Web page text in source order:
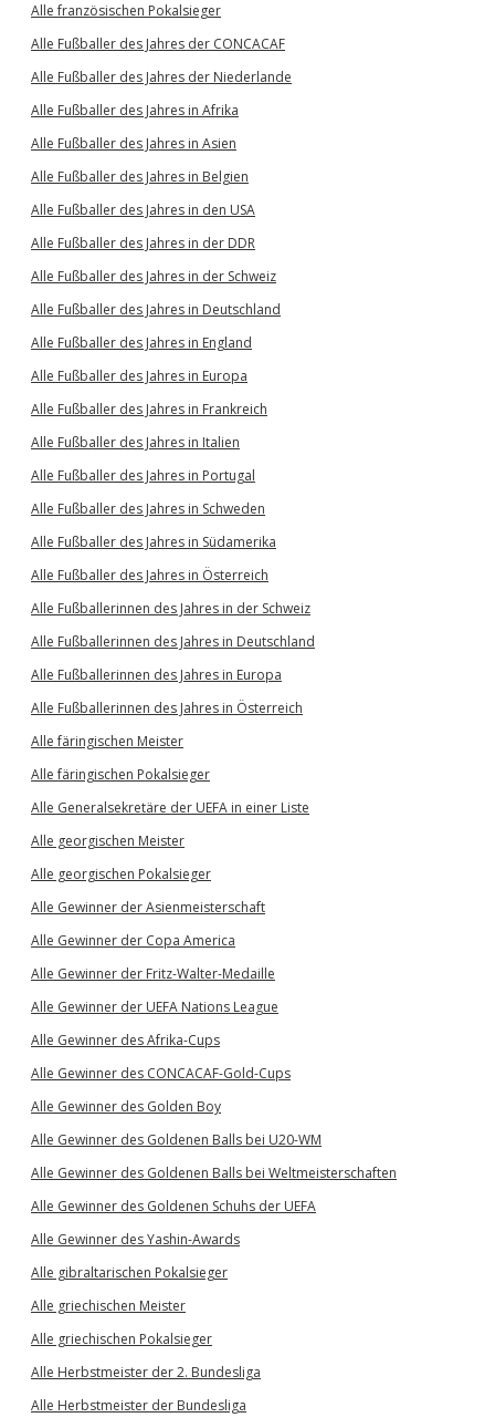
Alle französischen Pokalsieger
Alle Fußballer des Jahres der CONCACAF
Alle Fußballer des Jahres der Niederlande
Alle Fußballer des Jahres in Afrika
Alle Fußballer des Jahres in Asien
Alle Fußballer des Jahres in Belgien
Alle Fußballer des Jahres in den USA
Alle Fußballer des Jahres in der DDR
Alle Fußballer des Jahres in der Schweiz
Alle Fußballer des Jahres in Deutschland
Alle Fußballer des Jahres in England
Alle Fußballer des Jahres in Europa
Alle Fußballer des Jahres in Frankreich
Alle Fußballer des Jahres in Italien
Alle Fußballer des Jahres in Portugal
Alle Fußballer des Jahres in Schweden
Alle Fußballer des Jahres in Südamerika
Alle Fußballer des Jahres in Österreich
Alle Fußballerinnen des Jahres in der Schweiz
Alle Fußballerinnen des Jahres in Deutschland
Alle Fußballerinnen des Jahres in Europa
Alle Fußballerinnen des Jahres in Österreich
Alle färingischen Meister
Alle färingischen Pokalsieger
Alle Generalsekretäre der UEFA in einer Liste
Alle georgischen Meister
Alle georgischen Pokalsieger
Alle Gewinner der Asienmeisterschaft
Alle Gewinner der Copa America
Alle Gewinner der Fritz-Walter-Medaille
Alle Gewinner der UEFA Nations League
Alle Gewinner des Afrika-Cups
Alle Gewinner des CONCACAF-Gold-Cups
Alle Gewinner des Golden Boy
Alle Gewinner des Goldenen Balls bei U20-WM
Alle Gewinner des Goldenen Balls bei Weltmeisterschaften
Alle Gewinner des Goldenen Schuhs der UEFA
Alle Gewinner des Yashin-Awards
Alle gibraltarischen Pokalsieger
Alle griechischen Meister
Alle griechischen Pokalsieger
Alle Herbstmeister der 2. Bundesliga
Alle Herbstmeister der Bundesliga